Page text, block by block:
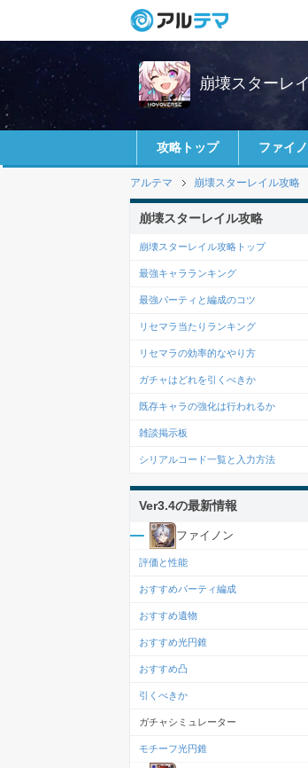
崩壊スターレ
攻略トップ ファイ
アルテマ 崩壊スターレイル攻略
崩壊スターレイル攻略
崩壊スターレイル攻略トップ
最強キャラランキング
最強パーティと編成のコツ
リセマラ当たりランキング
リセマラの効率的なやり方
ガチャはどれを引くべきか
既存キャラの強化は行われるか
雑談掲示板
シリアルコード一覧と入力方法
Ver3.4の最新情報
ファイノン
評価と性能
おすすめパーティ編成
おすすめ遺物
おすすめ光円錐
おすすめ凸
引くべきか
ガチャシミュレーター
モチーフ光円錐